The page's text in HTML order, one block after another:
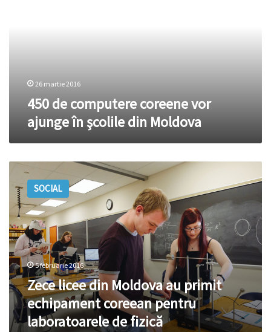
Moldova26 martie 2016
450 de computere coreene vor
ajunge în şcolile din Moldova
Zece
licee
din
Moldova
au
primit
echipament
coreean
pentru
laboratoarele
de
fizică
SOCIAL
5 februarie 2016
Zece licee din Moldova au primit
echipament coreean pentru
laboratoarele de fizică